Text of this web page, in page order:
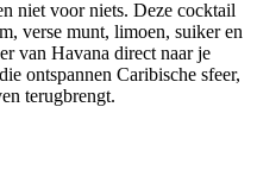
niet voor niets. Deze cocktail
verse munt, limoen, suiker en
van Havana direct naar je
ontspannen Caribische sfeer,
terugbrengt.